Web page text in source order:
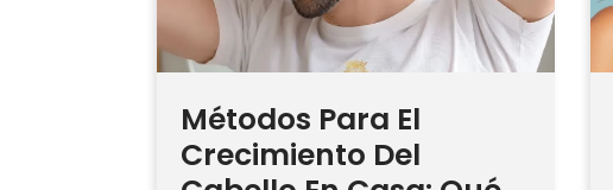
Métodos Para El
Crecimiento Del